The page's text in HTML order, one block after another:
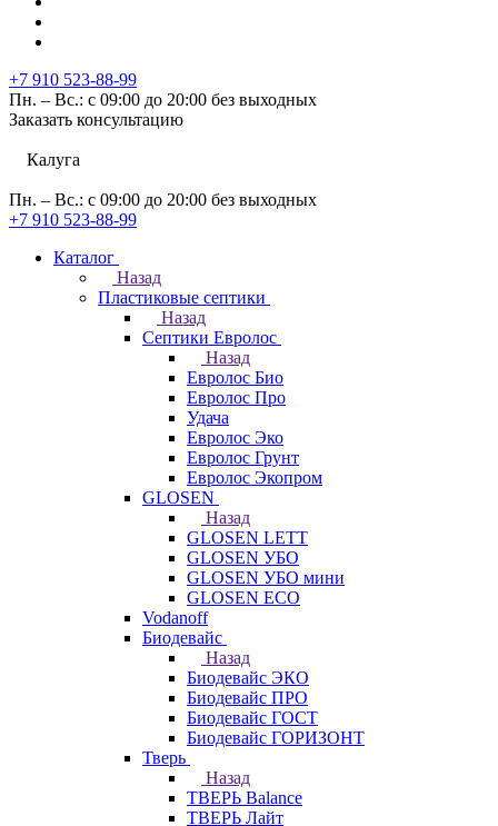
+7 910 523-88-99
Пн. – Вс.: с 09:00 до 20:00 без выходных
Заказать консультацию
Калуга
Пн. – Вс.: с 09:00 до 20:00 без выходных
+7 910 523-88-99
Каталог
Назад
Пластиковые септики
Назад
Септики Евролос
Назад
Евролос Био
Евролос Про
Удача
Евролос Эко
Евролос Грунт
Евролос Экопром
GLOSEN
Назад
GLOSEN LETT
GLOSEN УБО
GLOSEN УБО мини
GLOSEN ECO
Vodanoff
Биодевайс
Назад
Биодевайс ЭКО
Биодевайс ПРО
Биодевайс ГОСТ
Биодевайс ГОРИЗОНТ
Тверь
Назад
ТВЕРЬ Balance
ТВЕРЬ Лайт